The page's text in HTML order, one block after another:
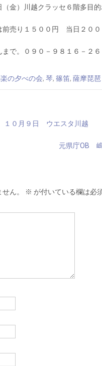
金）川越クラッセ６階多目的
前売り１５００円 当日２００
で。０９０－９８１６－２６
の夕べの会, 琴, 篠笛, 薩摩琵琶
１０月９日 ウエスタ川越
元県庁OB
ん。 ※ が付いている欄は必